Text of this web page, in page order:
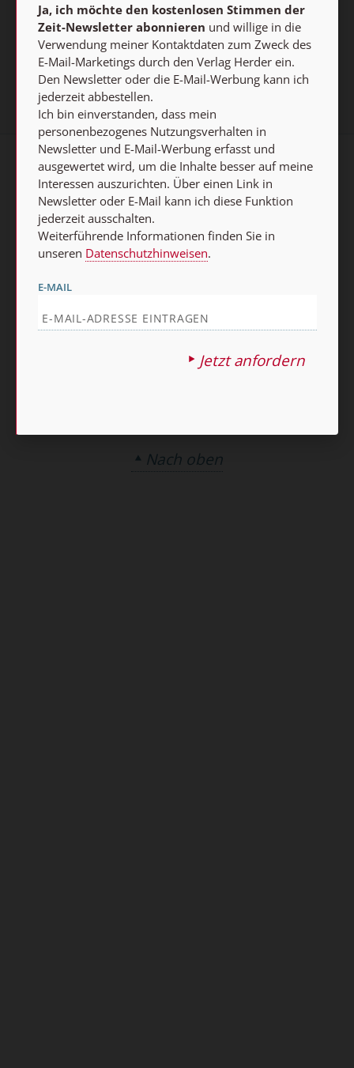
Jetzt anmelden
AGB und Widerrufsbelehrung Datenschutz
Barrierefreiheit Impressum
Vertrag widerrufen
Nach oben
Ja, ich möchte den kostenlosen Stimmen der
Zeit-Newsletter abonnieren und willige in die
Verwendung meiner Kontaktdaten zum Zweck des
E-Mail-Marketings durch den Verlag Herder ein.
Den Newsletter oder die E-Mail-Werbung kann ich
jederzeit abbestellen.
Ich bin einverstanden, dass mein
personenbezogenes Nutzungsverhalten in
Newsletter und E-Mail-Werbung erfasst und
ausgewertet wird, um die Inhalte besser auf meine
Interessen auszurichten. Über einen Link in
Newsletter oder E-Mail kann ich diese Funktion
jederzeit ausschalten.
Weiterführende Informationen finden Sie in
unseren Datenschutzhinweisen.
E-MAIL
Jetzt anfordern